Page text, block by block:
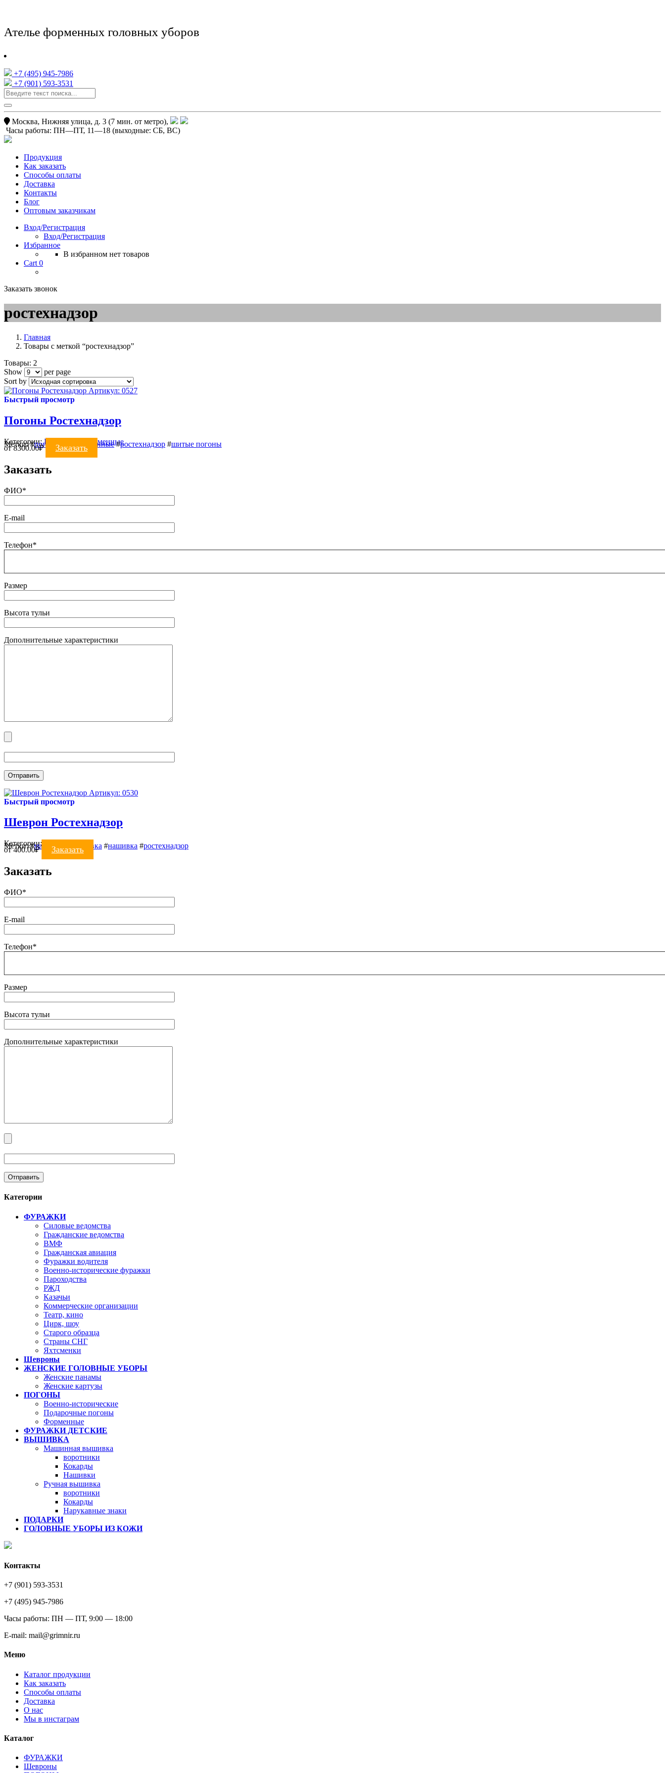
Ателье форменных головных уборов
+7 (495) 945-7986
+7 (901) 593-3531
Москва, Нижняя улица, д. 3 (7 мин. от метро),
Часы работы: ПН—ПТ, 11—18 (выходные: СБ, ВС)
Продукция
Как заказать
Способы оплаты
Доставка
Контакты
Блог
Оптовым заказчикам
Вход/Регистрация
Вход/Регистрация
Избранное
В избранном нет товаров
Cart 0
Заказать звонок
ростехнадзор
Главная
Товары с меткой “ростехнадзор”
Товары: 2
Show
per page
Sort by
Артикул: 0527
Быстрый просмотр
Погоны Ростехнадзор
Категории: ПОГОНЫ Форменные
Метки:#погоны ведомственные#ростехнадзор #шитые погоны
от8300.00₽ Заказать
Заказать
ФИО*
E-mail
Телефон*
Размер
Высота тульи
Дополнительные характеристики
Артикул: 0530
Быстрый просмотр
Шеврон Ростехнадзор
Категории:
Метки:#машинная вышивка #нашивка #ростехнадзор
от400.00₽ Заказать
Заказать
ФИО*
E-mail
Телефон*
Размер
Высота тульи
Дополнительные характеристики
Категории
ФУРАЖКИ
Силовые ведомства
Гражданские ведомства
ВМФ
Гражданская авиация
Фуражки водителя
Военно-исторические фуражки
Пароходства
РЖД
Казачьи
Коммерческие организации
Театр, кино
Цирк, шоу
Старого образца
Страны СНГ
Яхтсменки
Шевроны
ЖЕНСКИЕ ГОЛОВНЫЕ УБОРЫ
Женские панамы
Женские картузы
ПОГОНЫ
Военно-исторические
Подарочные погоны
Форменные
ФУРАЖКИ ДЕТСКИЕ
ВЫШИВКА
Машинная вышивка
воротники
Кокарды
Нашивки
Ручная вышивка
воротники
Кокарды
Нарукавные знаки
ПОДАРКИ
ГОЛОВНЫЕ УБОРЫ ИЗ КОЖИ
Контакты
+7 (901) 593-3531
+7 (495) 945-7986
Часы работы: ПН — ПТ, 9:00 — 18:00
E-mail: mail@grimnir.ru
Меню
Каталог продукции
Как заказать
Способы оплаты
Доставка
О нас
Мы в инстаграм
Каталог
ФУРАЖКИ
Шевроны